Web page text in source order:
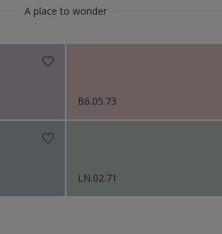
A place to wonder
B6.05.73
LN.02.71